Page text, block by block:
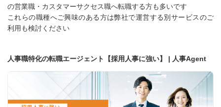
の営業職・カスタマーサクセス職へ転職する方も多いです
これらの職種へご興味のある方は弊社で運営する別サービスのご
利用も検討ください
人事職特化の転職エージェント【採用人事に強い】 | 人事Agent